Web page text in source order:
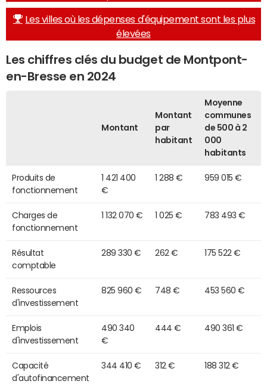
Les villes où les dépenses d'équipement sont les plus
élevées
Les chiffres clés du budget de Montpont-
en-Bresse en 2024
Montant
Montant
par
habitant
Moyenne
communes
de 500 à 2
000
habitants
Produits de
fonctionnement
1 421 400
€
1 288 € 959 015 €
Charges de
fonctionnement
1 132 070 € 1 025 € 783 493 €
Résultat
comptable
289 330 € 262 € 175 522 €
Ressources
d'investissement
825 960 € 748 € 453 560 €
Emplois
d'investissement
490 340
€
444 € 490 361 €
Capacité
d'autofinancement
344 410 € 312 € 188 312 €